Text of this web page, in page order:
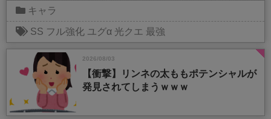
キャラ
SS フル強化 ユグα 光クエ 最強
2026/08/03
【衝撃】リンネの太ももポテンシャルが
発見されてしまうｗｗｗ